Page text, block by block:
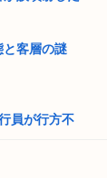
兆円も支援
日本を嫌う
と客層の謎
員が行方不